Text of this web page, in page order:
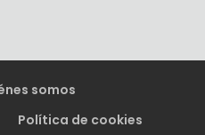
somos
Política de cookies